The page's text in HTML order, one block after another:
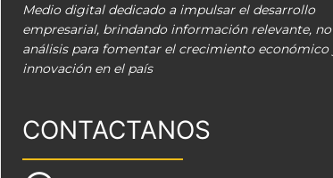
Medio digital dedicado a impulsar el desarrollo
empresarial, brindando información relevante,
análisis para fomentar el crecimiento económico
innovación en el país
CONTACTANOS